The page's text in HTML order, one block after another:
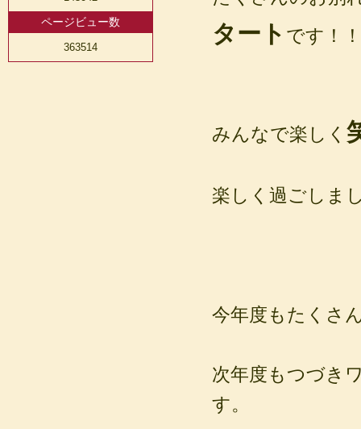
タート です！
みんなで楽しく
楽しく過ごしま
今年度もたくさ
次年度もつづき
す。
ページビュー数
363514